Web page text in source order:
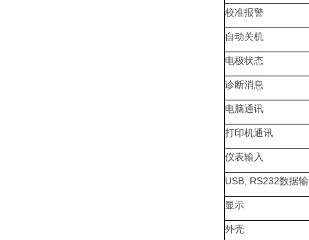
校准报警
自动关机
电极状态
诊断消息
电脑通讯
打印机通讯
仪表输入
USB, RS232数据
显示
外壳